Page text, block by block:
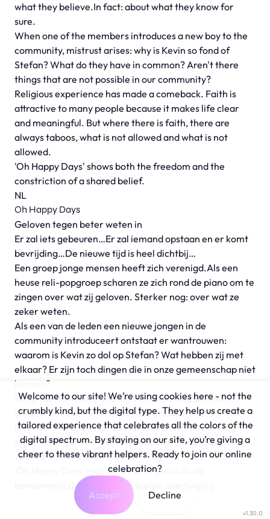
what they believe.In fact: about what they know for
sure.
When one of the members introduces a new boy to the
community, mistrust arises: why is Kevin so fond of
Stefan? What do they have in common? Aren't there
things that are not possible in our community?
Religious experience has made a comeback. Faith is
attractive to many people because it makes life clear
and meaningful. But where there is faith, there are
always taboos, what is not allowed and what is not
allowed.
'Oh Happy Days' shows both the freedom and the
constriction of a shared belief.
NL
Oh Happy Days
Geloven tegen beter weten in
Er zal iets gebeuren…Er zal iemand opstaan en er komt
bevrijding…De nieuwe tijd is heel dichtbij…
Een groep jonge mensen heeft zich verenigd.Als een
heuse reli-popgroep scharen ze zich rond de piano om te
zingen over wat zij geloven. Sterker nog: over wat ze
zeker weten.
Als een van de leden een nieuwe jongen in de
community introduceert ontstaat er wantrouwen:
waarom is Kevin zo dol op Stefan? Wat hebben zij met
elkaar? Er zijn toch dingen die in onze gemeenschap niet
kunnen?
Religieuze beleving is terug van nooit weggeweest.
Geloven is voor veel mensen aantrekkelijk omdat het
leven er overzichtelijk door wordt en betekenis krijgt.
Maar waar geloofd wordt is ook altijd sprake van taboes,
van wat niet moet en wat niet mag.
’Oh Happy Days’ laat zowel de vrijheid als de
benauwenis zien van een gedeelde overtuiging.
v1.30.0
Welcome to our site! We’re using cookies here - not the
crumbly kind, but the digital type. They help us create a
tailored experience that celebrates all the colors of the
digital spectrum. By staying on our site, you’re giving a
cheer to these vibrant helpers. Ready to join our online
celebration?
Accept Decline